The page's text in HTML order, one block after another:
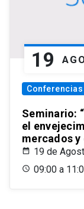
19
Conferencias
Seminario:
el
mercados
19 de
09:00 a